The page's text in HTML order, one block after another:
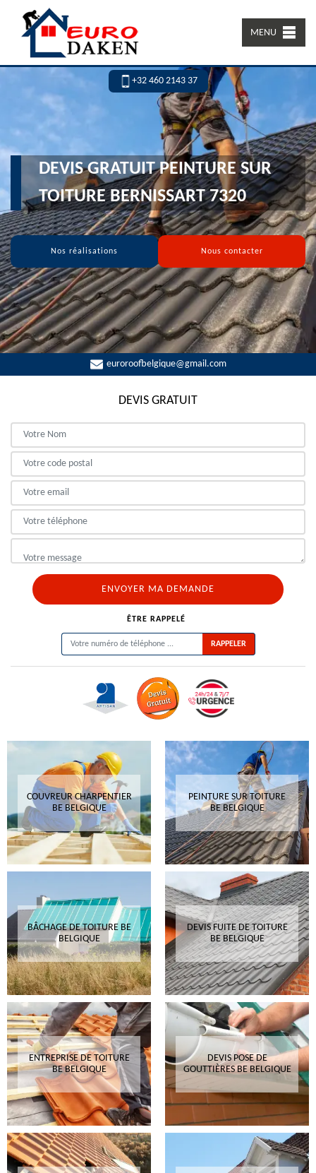
MENU
+32 460 2143 37
DEVIS GRATUIT PEINTURE SUR
TOITURE BERNISSART 7320
Nos réalisations Nous contacter
euroroofbelgique@gmail.com
DEVIS GRATUIT
ÊTRE RAPPELÉ
COUVREUR CHARPENTIER
BE BELGIQUE
PEINTURE SUR TOITURE
BE BELGIQUE
BÂCHAGE DE TOITURE BE
BELGIQUE
DEVIS FUITE DE TOITURE
BE BELGIQUE
ENTREPRISE DE TOITURE
BE BELGIQUE
DEVIS POSE DE
GOUTTIÈRES BE BELGIQUE